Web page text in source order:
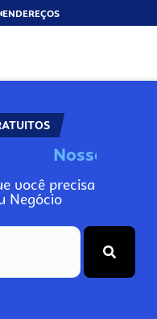
ENDEREÇOS
Nosso
você precisa
Negócio